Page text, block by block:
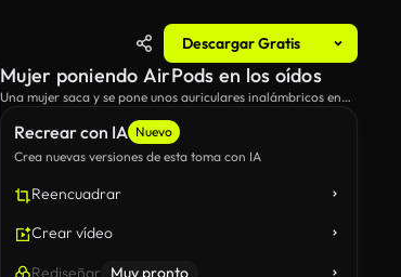
Descargar Gratis
Recrear con IA Nuevo
Crea nuevas versiones de esta toma con IA
Reencuadrar
Crear vídeo
Rediseñar Muy pronto
Mujer poniendo AirPods en los oídos
Una mujer saca y se pone unos auriculares inalámbricos en